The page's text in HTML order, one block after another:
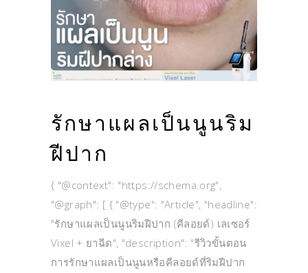
รักษาแผลเป็นนูนริม
ฝีปาก
{ "@context": "https://schema.org",
"@graph": [ { "@type": "Article", "headline":
"รักษาแผลเป็นนูนริมฝีปาก (คีลอยด์) เลเซอร์
Vixel + ยาฉีด", "description": "รีวิวขั้นตอน
การรักษาแผลเป็นนูนหรือคีลอยด์ที่ริมฝีปาก